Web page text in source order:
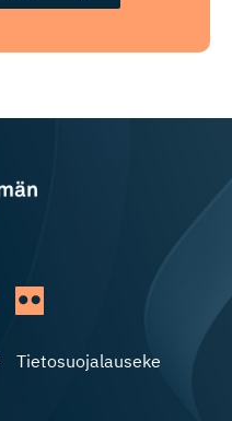
Tietosuojalauseke